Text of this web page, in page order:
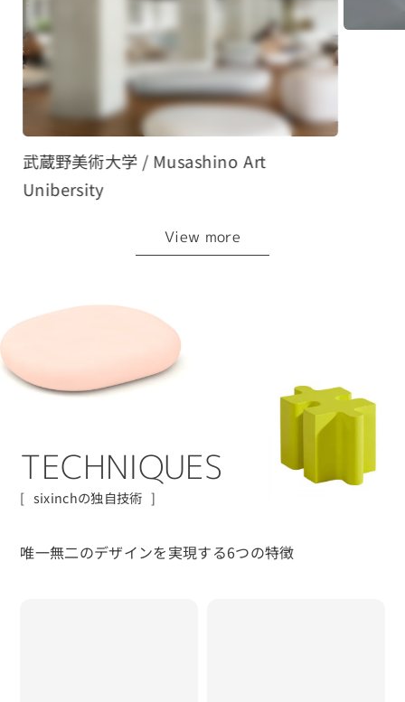
武蔵野美術大学 / Musashino Art
Unibersity
View more
TECHNIQUES
sixinchの独自技術
唯一無二のデザインを実現する6つの特徴